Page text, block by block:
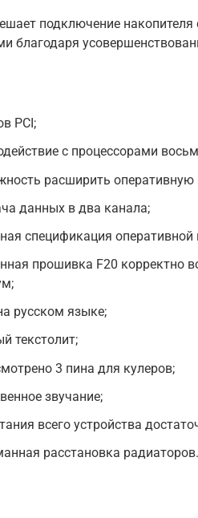
подключение
благодаря
PCI;
с процессорами
расширить
данных в два канала;
спецификация
прошивка F20 корректно
русском языке;
текстолит;
3 пина для кулеров;
звучание;
всего устройства
расстановка радиаторов.